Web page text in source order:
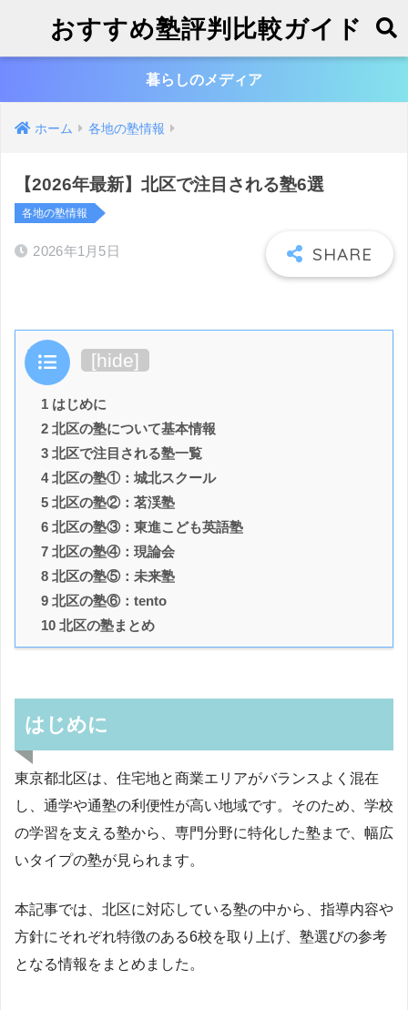
おすすめ塾評判比較ガイド
暮らしのメディア
ホーム 各地の塾情報
【2026年最新】北区で注目される塾6選
各地の塾情報
2026年1月5日
目次 [hide]
1 はじめに
2 北区の塾について基本情報
3 北区で注目される塾一覧
4 北区の塾①：城北スクール
5 北区の塾②：茗渓塾
6 北区の塾③：東進こども英語塾
7 北区の塾④：現論会
8 北区の塾⑤：未来塾
9 北区の塾⑥：tento
10 北区の塾まとめ
はじめに
東京都北区は、住宅地と商業エリアがバランスよく混在
し、通学や通塾の利便性が高い地域です。そのため、学校
の学習を支える塾から、専門分野に特化した塾まで、幅広
いタイプの塾が見られます。
本記事では、北区に対応している塾の中から、指導内容や
方針にそれぞれ特徴のある6校を取り上げ、塾選びの参考
となる情報をまとめました。